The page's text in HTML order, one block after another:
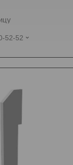
52-52